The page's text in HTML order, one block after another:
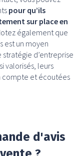
pour qu’ils
sur place en
également que
est un moyen
d’entreprise
valorisés, leurs
compte et écoutées
d'avis